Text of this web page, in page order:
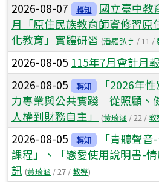
2026-08-07 轉知
國立臺中教
月「原住民族教育師資修習原
化教育」實體研習 (潘羅弘宇 / 11 /
2026-08-05 115年7月會計月報
2026-08-05 轉知
「2026年
力專業與公共實踐─從照顧、
人權到財務自主」
(黃琦涵 / 22 /教
2026-08-05 轉知
「青聽聲
課程」、「戀愛使用說明書-
訊 (黃琦涵 / 27 /教導)